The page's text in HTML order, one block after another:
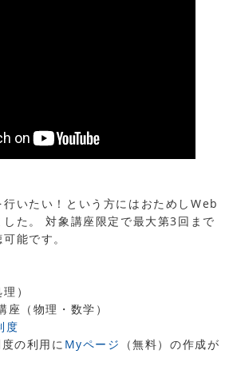
いたい！という方にはおためしWeb
た。 対象講座限定で最大第3回まで
能です。
）
（物理・数学）
度
の利用に Myページ
（無料）の作成が